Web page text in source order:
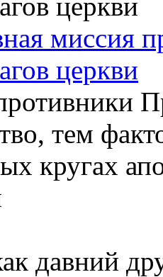
миссия
церкви
тем
кругах